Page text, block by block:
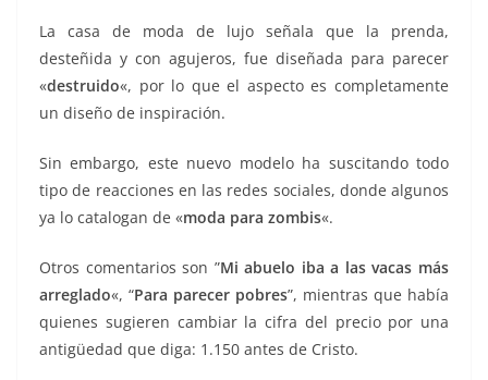
La casa de moda de lujo señala que la prenda,
desteñida y con agujeros, fue diseñada para parecer
«destruido«, por lo que el aspecto es completamente
un diseño de inspiración.
Sin embargo, este nuevo modelo ha suscitando todo
tipo de reacciones en las redes sociales, donde algunos
ya lo catalogan de «moda para zombis«.
Otros comentarios son ”Mi abuelo iba a las vacas más
arreglado«, “Para parecer pobres”, mientras que había
quienes sugieren cambiar la cifra del precio por una
antigüedad que diga: 1.150 antes de Cristo.